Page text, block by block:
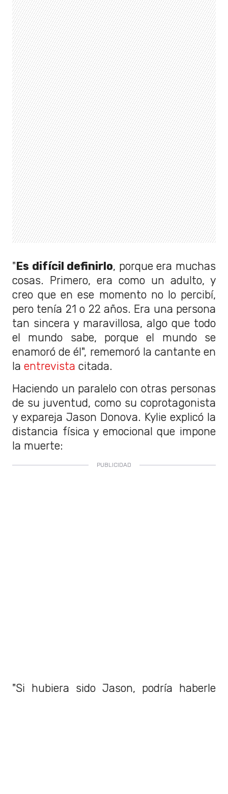
"Es difícil definirlo, porque era muchas
cosas. Primero, era como un adulto, y
creo que en ese momento no lo percibí,
pero tenía 21 o 22 años. Era una persona
tan sincera y maravillosa, algo que todo
el mundo sabe, porque el mundo se
enamoró de él", rememoró la cantante en
la entrevista citada.
Haciendo un paralelo con otras personas
de su juventud, como su coprotagonista
y expareja Jason Donova. Kylie explicó la
distancia física y emocional que impone
la muerte:
"Si hubiera sido Jason, podría haberle